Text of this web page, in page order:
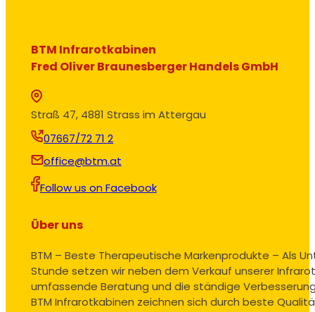
BTM Infrarotkabinen
Fred Oliver Braunesberger Handels GmbH
Straß 47, 4881 Strass im Attergau
07667/72 71 2
office@btm.at
Follow us on Facebook
Über uns
BTM – Beste Therapeutische Markenprodukte – Als
Stunde setzen wir neben dem Verkauf unserer
umfassende Beratung und die ständige
BTM Infrarotkabinen zeichnen sich durch beste